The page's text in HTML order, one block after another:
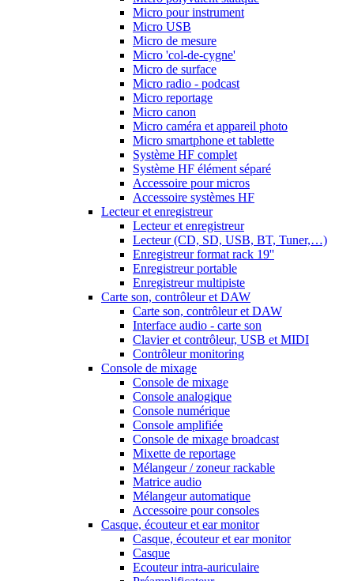
Micro pour instrument
Micro USB
Micro de mesure
Micro 'col-de-cygne'
Micro de surface
Micro radio - podcast
Micro reportage
Micro canon
Micro caméra et appareil photo
Micro smartphone et tablette
Système HF complet
Système HF élément séparé
Accessoire pour micros
Accessoire systèmes HF
Lecteur et enregistreur
Lecteur et enregistreur
Lecteur (CD, SD, USB, BT, Tuner,…)
Enregistreur format rack 19''
Enregistreur portable
Enregistreur multipiste
Carte son, contrôleur et DAW
Carte son, contrôleur et DAW
Interface audio - carte son
Clavier et contrôleur, USB et MIDI
Contrôleur monitoring
Console de mixage
Console de mixage
Console analogique
Console numérique
Console amplifiée
Console de mixage broadcast
Mixette de reportage
Mélangeur / zoneur rackable
Matrice audio
Mélangeur automatique
Accessoire pour consoles
Casque, écouteur et ear monitor
Casque, écouteur et ear monitor
Casque
Ecouteur intra-auriculaire